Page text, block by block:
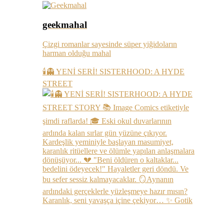
geekmahal
Çizgi romanlar sayesinde süper yiğidoların
harman olduğu mahal
🕯️👻 YENİ SERİ! SISTERHOOD: A HYDE
STREET